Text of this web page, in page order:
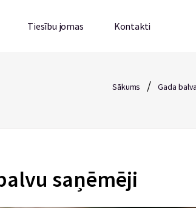
Tiesību jomas Kontakti
Sākums / Gada
saņēmēji